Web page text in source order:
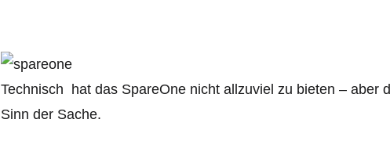
Technisch hat das SpareOne nicht allzuviel zu bieten – aber
Sinn der Sache.